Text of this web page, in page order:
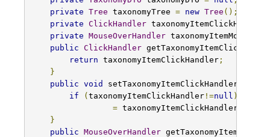
private Tree taxonomyTree = new Tree ();
private ClickHandler
private MouseOverHandler
public ClickHandler
return taxonomyItemClickHandler ;
}
public void setTaxonomyItemClickHandler
if
( taxonomyItemClickHandler !=null )
= taxonomyItemClickHandler
}
public MouseOverHandler